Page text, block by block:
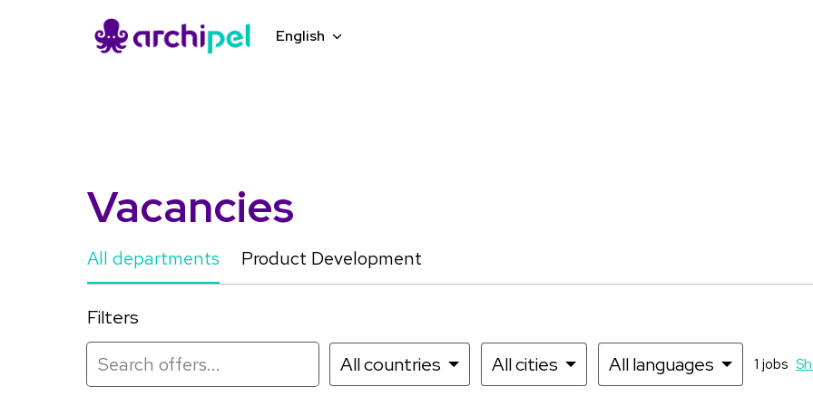
Homepage English
Vacancies
All departments Product Development
Filters
All countries
All cities All languages 1 jobs